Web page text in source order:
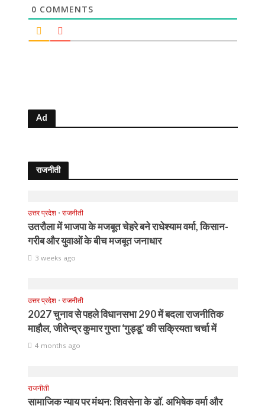
0 COMMENTS
Ad
राजनीती
उत्तर प्रदेश • राजनीती
उतरौला में भाजपा के मजबूत चेहरे बने राधेश्याम वर्मा, किसान-
गरीब और युवाओं के बीच मजबूत जनाधार
3 weeks ago
उत्तर प्रदेश • राजनीती
2027 चुनाव से पहले विधानसभा 290 में बदला राजनीतिक
माहौल, जीतेन्द्र कुमार गुप्ता ‘गुड्डू’ की सक्रियता चर्चा में
4 months ago
राजनीती
सामाजिक न्याय पर मंथन: शिवसेना के डॉ. अभिषेक वर्मा और